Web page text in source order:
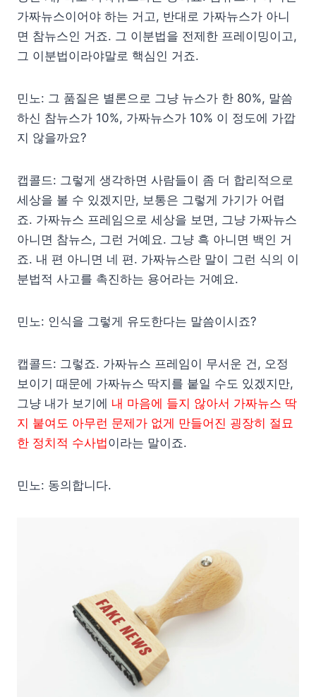
가짜뉴스이어야 하는 거고, 반대로 가짜뉴스가 아니
면 참뉴스인 거죠. 그 이분법을 전제한 프레이밍이고,
그 이분법이라야말로 핵심인 거죠.
민노: 그 품질은 별론으로 그냥 뉴스가 한 80%, 말씀
하신 참뉴스가 10%, 가짜뉴스가 10% 이 정도에 가깝
지 않을까요?
캡콜드: 그렇게 생각하면 사람들이 좀 더 합리적으로
세상을 볼 수 있겠지만, 보통은 그렇게 가기가 어렵
죠. 가짜뉴스 프레임으로 세상을 보면, 그냥 가짜뉴스
아니면 참뉴스, 그런 거예요. 그냥 흑 아니면 백인 거
죠. 내 편 아니면 네 편. 가짜뉴스란 말이 그런 식의 이
분법적 사고를 촉진하는 용어라는 거예요.
민노: 인식을 그렇게 유도한다는 말씀이시죠?
캡콜드: 그렇죠. 가짜뉴스 프레임이 무서운 건, 오정
보이기 때문에 가짜뉴스 딱지를 붙일 수도 있겠지만,
그냥 내가 보기에 내 마음에 들지 않아서 가짜뉴스 딱
지 붙여도 아무런 문제가 없게 만들어진 굉장히 절묘
한 정치적 수사법이라는 말이죠.
민노: 동의합니다.